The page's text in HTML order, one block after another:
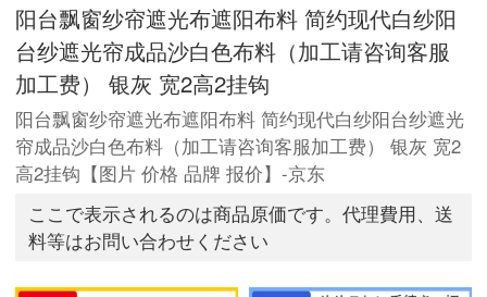
阳台飘窗纱帘遮光布遮阳布料 简约现代白纱阳
台纱遮光帘成品沙白色布料（加工请咨询客服
加工费） 银灰 宽2高2挂钩
阳台飘窗纱帘遮光布遮阳布料 简约现代白纱阳台纱遮光
帘成品沙白色布料（加工请咨询客服加工费） 银灰 宽2
高2挂钩【图片 价格 品牌 报价】-京东
ここで表示されるのは商品原価です。代理費用、送
料等はお問い合わせください